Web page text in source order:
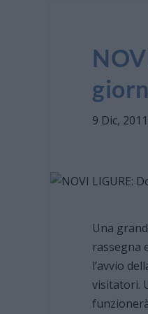
9 Dic, 2011
Una
rassegna
l’avvio
visitatori.